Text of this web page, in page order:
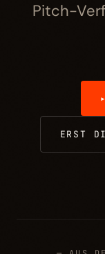
Pitch-
ERST